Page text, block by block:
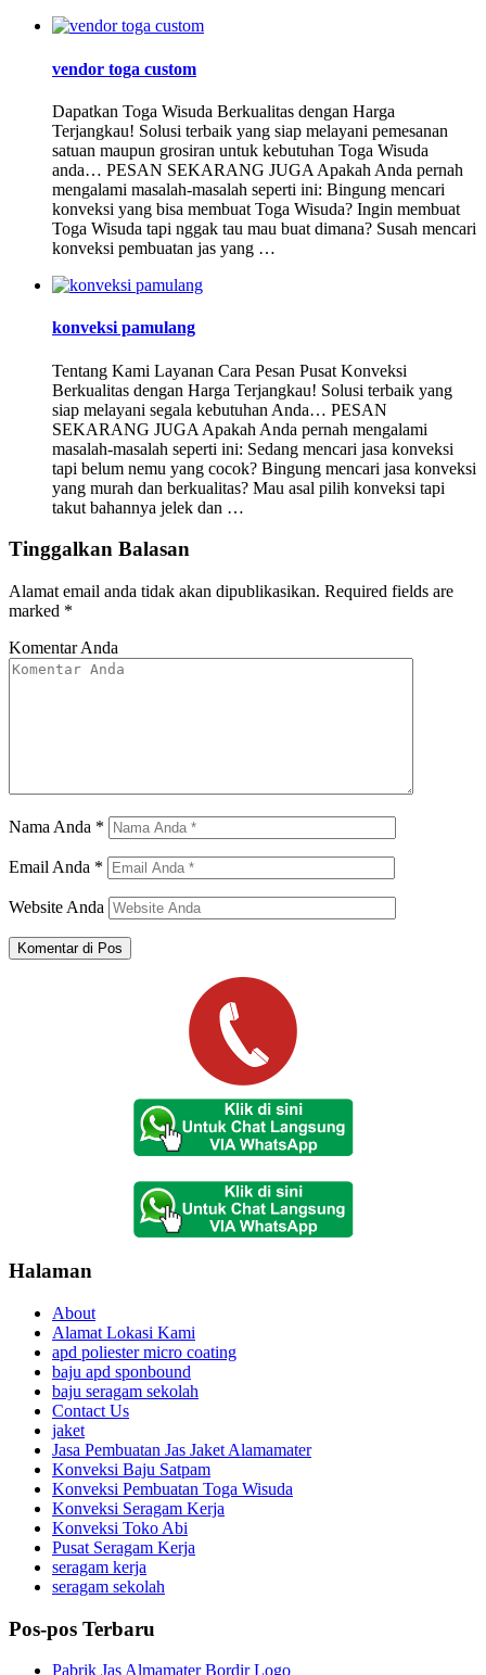
vendor toga custom
Dapatkan Toga Wisuda Berkualitas dengan Harga
Terjangkau! Solusi terbaik yang siap melayani pemesanan
satuan maupun grosiran untuk kebutuhan Toga Wisuda
anda… PESAN SEKARANG JUGA Apakah Anda pernah
mengalami masalah-masalah seperti ini: Bingung mencari
konveksi yang bisa membuat Toga Wisuda? Ingin membuat
Toga Wisuda tapi nggak tau mau buat dimana? Susah mencari
konveksi pembuatan jas yang …
konveksi pamulang
Tentang Kami Layanan Cara Pesan Pusat Konveksi
Berkualitas dengan Harga Terjangkau! Solusi terbaik yang
siap melayani segala kebutuhan Anda… PESAN
SEKARANG JUGA Apakah Anda pernah mengalami
masalah-masalah seperti ini: Sedang mencari jasa konveksi
tapi belum nemu yang cocok? Bingung mencari jasa konveksi
yang murah dan berkualitas? Mau asal pilih konveksi tapi
takut bahannya jelek dan …
Tinggalkan Balasan
Alamat email anda tidak akan dipublikasikan. Required fields are
marked *
Komentar Anda
Nama Anda *
Email Anda *
Website Anda
Halaman
About
Alamat Lokasi Kami
apd poliester micro coating
baju apd sponbound
baju seragam sekolah
Contact Us
jaket
Jasa Pembuatan Jas Jaket Alamamater
Konveksi Baju Satpam
Konveksi Pembuatan Toga Wisuda
Konveksi Seragam Kerja
Konveksi Toko Abi
Pusat Seragam Kerja
seragam kerja
seragam sekolah
Pos-pos Terbaru
Pabrik Jas Almamater Bordir Logo